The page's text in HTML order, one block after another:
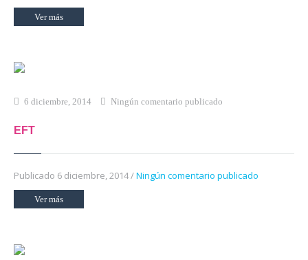
Ver más
6 diciembre, 2014 Ningún comentario publicado
EFT
Publicado 6 diciembre, 2014 /Ningún comentario publicado
Ver más